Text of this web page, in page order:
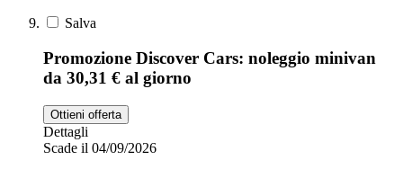
Salva
Promozione Discover Cars: noleggio minivan
da 30,31 € al giorno
Ottieni offerta
Dettagli
Scade il 04/09/2026